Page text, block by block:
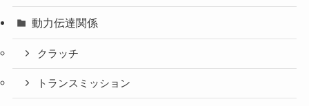
動力伝達関係
クラッチ
トランスミッション